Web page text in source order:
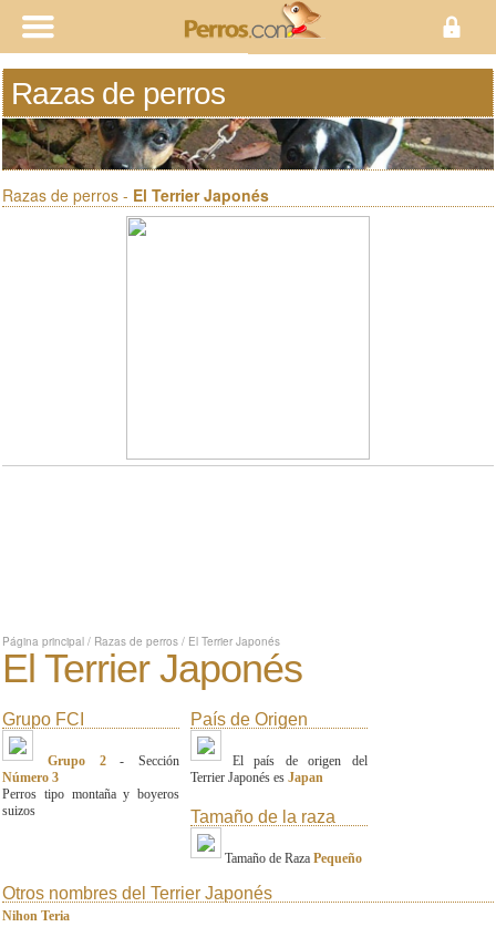
Razas de perros
Razas de perros - El Terrier Japonés
Página principal / Razas de perros / El Terrier Japonés
El Terrier Japonés
Grupo FCI
Grupo 2- Sección
Número 3
Perros tipo montaña y boyeros
suizos
País de Origen
El país de origen del
Terrier Japonés es Japan
Tamaño de la raza
Tamaño de Raza Pequeño
Otros nombres del Terrier Japonés
Nihon Teria